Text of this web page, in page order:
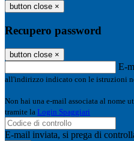
button close ×
Recupero password
button close ×
E-
all'indirizzo indicato con le istruzioni
Non hai una e-mail associata al nome
tramite la Login Spaggiari
E-mail inviata, si prega di